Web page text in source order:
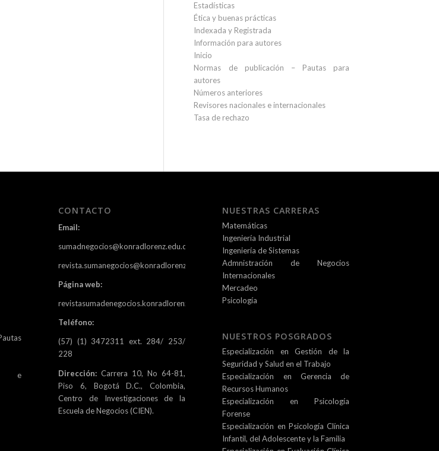
Estadísticas
Ética y buenas prácticas
Indexada y Registrada
Información para autores
Inicio
Normas de publicación – Pautas para
autores
Números anteriores
Revisores nacionales e internacionales
Tasa de rechazo
e
CONTACTO
Email:
sumadnegocios@konradlorenz.edu.co
revista.sumanegocios@konradlorenz.edu.co
Página web:
revistasumadenegocios.konradlorenz.edu.co
Teléfono:
(57) (1) 3472311 ext. 284/ 253/
228
Dirección: Carrera 10, No 64-81,
Piso 6, Bogotá D.C., Colombia,
Centro de Investigaciones de la
Escuela de Negocios (CIEN).
NUESTRAS CARRERAS
Matemáticas
Ingeniería Industrial
Ingeniería de Sistemas
Admnistración de Negocios
Internacionales
Mercadeo
Psicología
NUESTROS POSGRADOS
Especialización en Gestión de la
Seguridad y Salud en el Trabajo
Especialización en Gerencia de
Recursos Humanos
Especialización en Psicología
Forense
Especialización en Psicología Clínica
Infantil, del Adolescente y la Familia